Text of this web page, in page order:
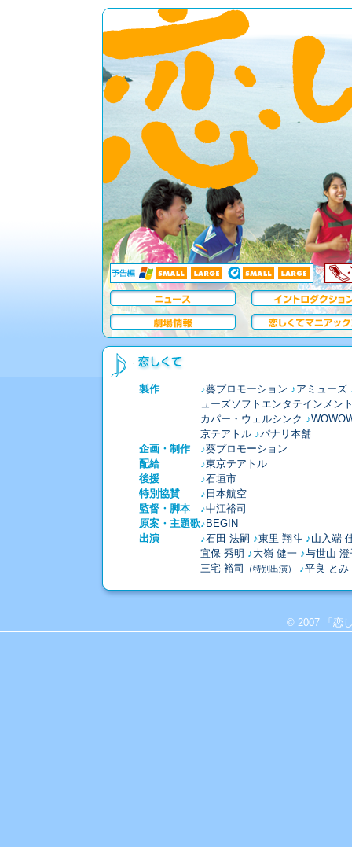
2007年GW テアトル新宿・銀座テアトルシネマ他 全国ロードショー
監督・脚本：中江裕司
ニュース イントロダクション
劇場情報
恋しくて
マニアックス
恋しくて
製作 ♪葵プロモーション ♪アミューズ
ューズソフトエンタテインメン
カパー・ウェルシンク ♪
京テアトル ♪パナリ本舗
企画・制作
♪葵プロモーション
配給
♪東京テアトル
後援
♪石垣市
特別協賛
♪ 日本航空
監督・脚本
♪中江裕司
原案・主題歌♪ BEGIN
出演
♪石田 法嗣 ♪東里 翔斗 ♪山入端
宜保 秀明 ♪大嶺 健一 ♪与世山 澄
三宅 裕司
（特別出演） ♪平良 とみ
© 2007 「恋